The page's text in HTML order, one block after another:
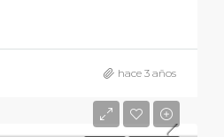
hace 3 años